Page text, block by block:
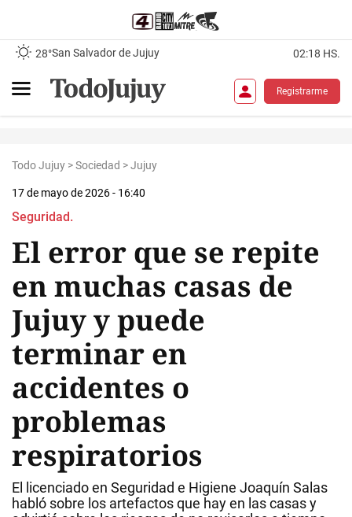
28°San Salvador de Jujuy 02:18 HS.
Registrarme
Todo Jujuy >Sociedad >Jujuy
17 de mayo de 2026 - 16:40
Seguridad.
El error que se repite
en muchas casas de
Jujuy y puede
terminar en
accidentes o
problemas
respiratorios
El licenciado en Seguridad e Higiene Joaquín Salas
habló sobre los artefactos que hay en las casas y